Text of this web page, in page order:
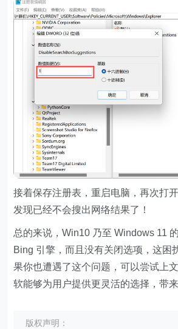
接着保存注册表，重启电脑，再次打
发现已经不会搜出网络结果了！
总的来说，Win10 乃至 Windows 11
Bing 引擎，而且没有关闭选项，这困
果你也遭遇了这个问题，可以尝试上
软能够为用户提供更灵活的选择，带
版权声明：